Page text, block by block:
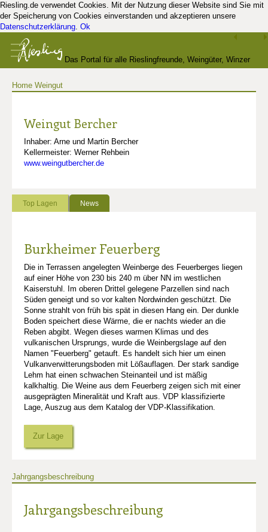
Riesling.de verwendet Cookies. Mit der Nutzung dieser Website sind Sie mit
der Speicherung von Cookies einverstanden und akzeptieren unsere
Datenschutzerklärung. Ok
Das Portal für alle Rieslingfreunde, Weingüter, Winzer
Home Weingut
Weingut Bercher
Inhaber: Arne und Martin Bercher
Kellermeister: Werner Rehbein
www.weingutbercher.de
Top Lagen News
Burkheimer Feuerberg
Die in Terrassen angelegten Weinberge des Feuerberges liegen
auf einer Höhe von 230 bis 240 m über NN im westlichen
Kaiserstuhl. Im oberen Drittel gelegene Parzellen sind nach
Süden geneigt und so vor kalten Nordwinden geschützt. Die
Sonne strahlt von früh bis spät in diesen Hang ein. Der dunkle
Boden speichert diese Wärme, die er nachts wieder an die
Reben abgibt. Wegen dieses warmen Klimas und des
vulkanischen Ursprungs, wurde die Weinbergslage auf den
Namen "Feuerberg" getauft. Es handelt sich hier um einen
Vulkanverwitterungsboden mit Lößauflagen. Der stark sandige
Lehm hat einen schwachen Steinanteil und ist mäßig
kalkhaltig. Die Weine aus dem Feuerberg zeigen sich mit einer
ausgeprägten Mineralität und Kraft aus. VDP klassifizierte
Lage, Auszug aus dem Katalog der VDP-Klassifikation.
Zur Lage
Jahrgangsbeschreibung
Jahrgangsbeschreibung